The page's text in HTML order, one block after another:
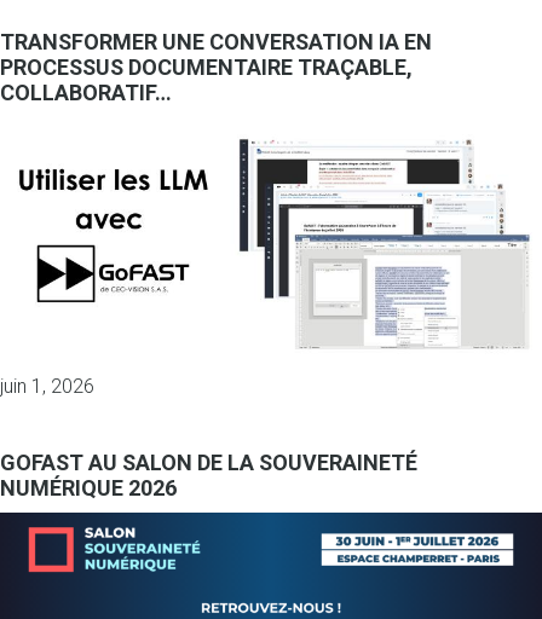
TRANSFORMER UNE CONVERSATION IA EN
PROCESSUS DOCUMENTAIRE TRAÇABLE,
COLLABORATIF…
juin 1, 2026
GOFAST AU SALON DE LA SOUVERAINETÉ
NUMÉRIQUE 2026